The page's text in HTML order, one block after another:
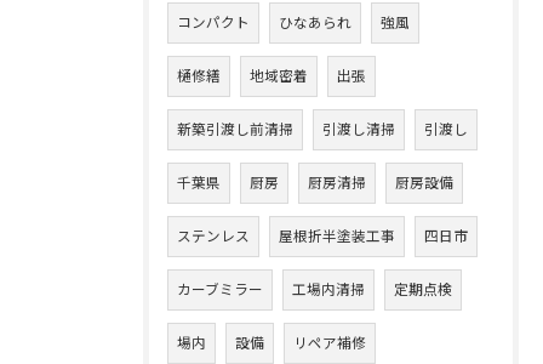
コンパクト ひなあられ 強風
樋修繕 地域密着 出張
新築引渡し前清掃 引渡し清掃 引渡し
千葉県 厨房 厨房清掃 厨房設備
ステンレス 屋根折半塗装工事 四日市
カーブミラー 工場内清掃 定期点検
場内 設備 リペア補修